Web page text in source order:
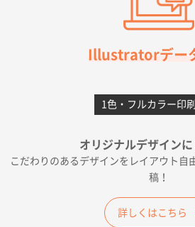
フレキソレジ袋 Uバッグ 35号
2026年06月28日 15:14
千葉県A社様
2026年06月19日 09:41
価格 大丈夫そうな会社に見えた
大阪府のお客様
A4フルカラークリアファイル
Illustratorデー
1色・フルカラー印
オリジナルデザインに
こだわりのあるデザインをレイアウト自
稿！
詳しくはこちら